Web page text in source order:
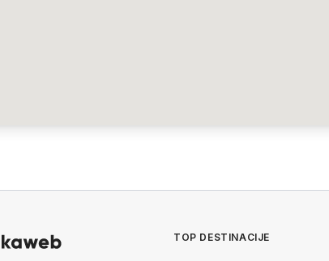
TOP DESTINACIJE